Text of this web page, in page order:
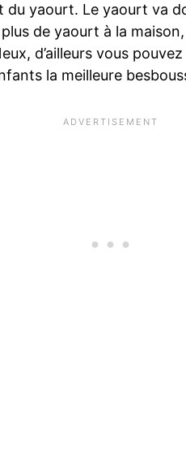
du yaourt. Le yaourt va
de yaourt à la
d’ailleurs vous
la meilleure